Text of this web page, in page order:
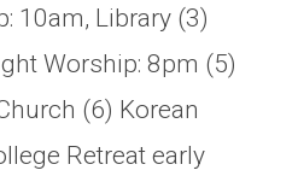
10am, Library (3)
Worship: 8pm (5)
(6) Korean
Retreat early